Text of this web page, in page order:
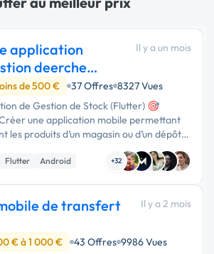
application
deerche
mobile
Il y a un mois
de 500 € 37 Offres 8327 Vues
de Gestion de Stock (Flutter) 🎯
une application mobile permettant
produits d’un magasin ou d’un dépôt,
les sorties et l’état du stock …
Flutter Android +32
de transfert
Il y a 2 mois
€ à 1 000 € 43 Offres 9986 Vues